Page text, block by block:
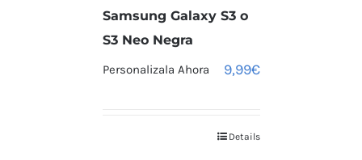
Samsung Galaxy S3 o
S3 Neo Negra
Personalizala Ahora 9,99€
Details